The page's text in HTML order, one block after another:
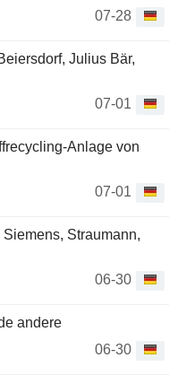
07-28
Julius Bär,
07-01
Anlage von
07-01
Straumann,
06-30
andere
06-30